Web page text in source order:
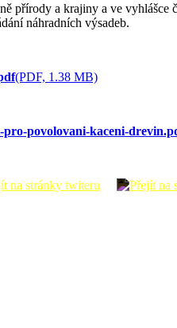
přírody a krajiny a ve
náhradních výsadeb.
(PDF, 1.38 MB)
povolovani-kaceni-